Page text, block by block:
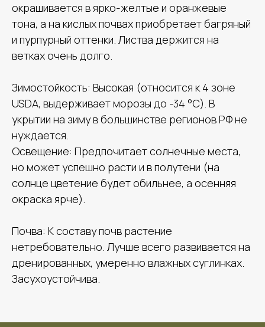
окрашивается в ярко-желтые и оранжевые
тона, а на кислых почвах приобретает багряный
и пурпурный оттенки. Листва держится на
ветках очень долго.
Зимостойкость: Высокая (относится к 4 зоне
USDA, выдерживает морозы до -34 °C). В
укрытии на зиму в большинстве регионов РФ не
нуждается.
Освещение: Предпочитает солнечные места,
но может успешно расти и в полутени (на
солнце цветение будет обильнее, а осенняя
окраска ярче).
Почва: К составу почв растение
нетребовательно. Лучше всего развивается на
дренированных, умеренно влажных суглинках.
Засухоустойчива.